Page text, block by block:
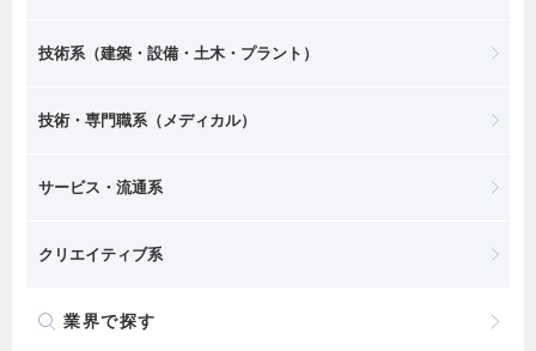
技術系（建築・設備・土木・プラント）
技術・専門職系（メディカル）
サービス・流通系
クリエイティブ系
業界で探す